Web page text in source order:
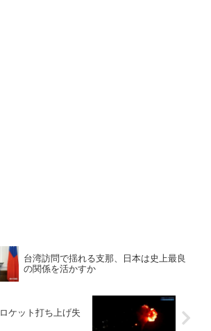
台湾訪問で揺れる支那、日本は史上最良
の関係を活かすか
ケット打ち上げ失